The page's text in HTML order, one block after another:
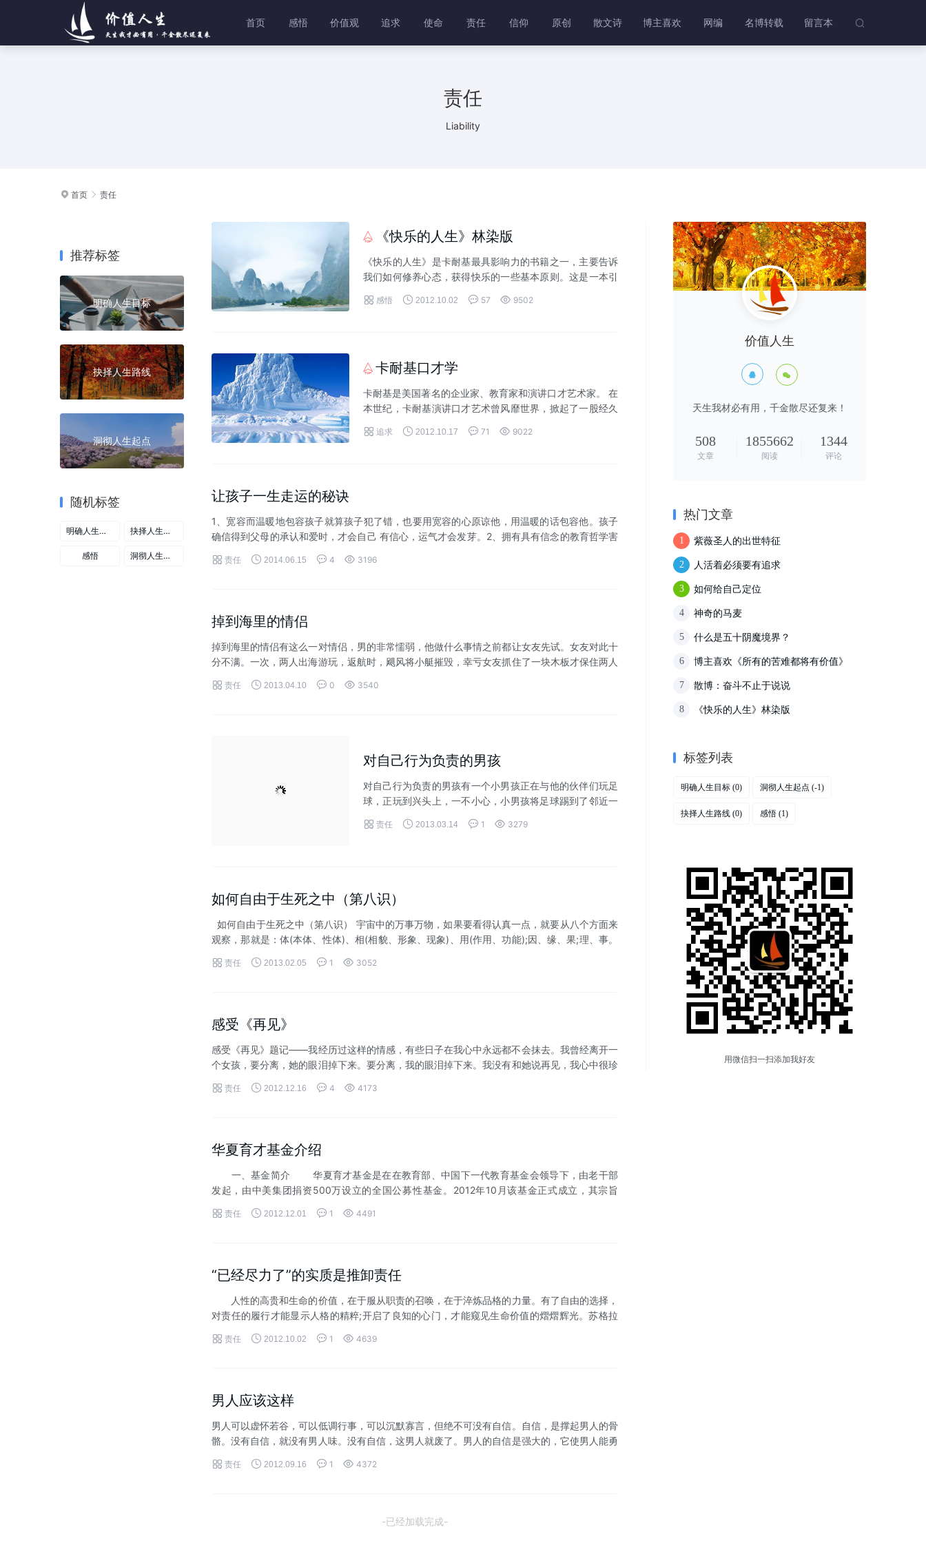

首页 感悟 价值观 追求 使命 责任 信仰 原创 散文诗 博主喜欢 网编 名博转载 留言本
责任
Liability
 首页  责任
推荐标签
明确人生目标
抉择人生路线
洞彻人生起点
随机标签
明确人生目标 抉择人生路线
感悟 洞彻人生起点
 《快乐的人生》林染版
《快乐的人生》是卡耐基最具影响力的书籍之一，主要告诉
我们如何修养心态，获得快乐的一些基本原则。这是一本引
开心心过一生，相信这是每个人心中的一个梦。...
 感悟  2012.10.02  57  9502
 卡耐基口才学
卡耐基是美国著名的企业家、教育家和演讲口才艺术家。 在
本世纪，卡耐基演讲口才艺术曾风靡世界，掀起了一股经久
就有近2000个卡耐基演讲口才训练班，仍满...
 追求  2012.10.17  71  9022
让孩子一生走运的秘诀
1、宽容而温暖地包容孩子就算孩子犯了错，也要用宽容的心原谅他，用温暖的话包容他。孩子
确信得到父母的承认和爱时，才会自己 有信心，运气才会发芽。2、拥有具有信念的教育哲学害
 责任  2014.06.15  4  3196
掉到海里的情侣
掉到海里的情侣有这么一对情侣，男的非常懦弱，他做什么事情之前都让女友先试。女友对此十
分不满。一次，两人出海游玩，返航时，飓风将小艇摧毁，幸亏女友抓住了一块木板才保住两人
 责任  2013.04.10  0  3540
对自己行为负责的男孩
对自己行为负责的男孩有一个小男孩正在与他的伙伴们玩足
球，正玩到兴头上，一不小心，小男孩将足球踢到了邻近一
 责任  2013.03.14  1  3279
如何自由于生死之中（第八识）
如何自由于生死之中（第八识） 宇宙中的万事万物，如果要看得认真一点，就要从八个方面来
观察，那就是：体(本体、性体)、相(相貌、形象、现象)、用(作用、功能);因、缘、果;理、事。
 责任  2013.02.05  1  3052
感受《再见》
感受《再见》题记——我经历过这样的情感，有些日子在我心中永远都不会抹去。我曾经离开一
个女孩，要分离，她的眼泪掉下来。要分离，我的眼泪掉下来。我没有和她说再见，我心中很珍
 责任  2012.12.16  4  4173
华夏育才基金介绍
一、基金简介 华夏育才基金是在在教育部、中国下一代教育基金会领导下，由老干部
发起，由中美集团捐资500万设立的全国公募性基金。2012年10月该基金正式成立，其宗旨
 责任  2012.12.01  1  4491
“已经尽力了”的实质是推卸责任
人性的高贵和生命的价值，在于服从职责的召唤，在于淬炼品格的力量。有了自由的选择，
对责任的履行才能显示人格的精粹;开启了良知的心门，才能窥见生命价值的熠熠辉光。苏格拉
 责任  2012.10.02  1  4639
男人应该这样
男人可以虚怀若谷，可以低调行事，可以沉默寡言，但绝不可没有自信。自信，是撑起男人的骨
骼。没有自信，就没有男人味。没有自信，这男人就废了。男人的自信是强大的，它使男人能勇
 责任  2012.09.16  1  4372
-已经加载完成-
价值人生
 
天生我材必有用，千金散尽还复来！
508
文章
1855662
阅读
1344
评论
热门文章
1 紫薇圣人的出世特征
2 人活着必须要有追求
3 如何给自己定位
4 神奇的马麦
5 什么是五十阴魔境界？
6 博主喜欢《所有的苦难都将有价值》
7 散博：奋斗不止于说说
8 《快乐的人生》林染版
标签列表
明确人生目标 (0) 洞彻人生起点 (-1)
抉择人生路线 (0) 感悟 (1)
用微信扫一扫添加我好友